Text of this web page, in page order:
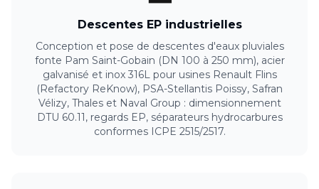
Descentes EP industrielles
Conception et pose de descentes d'eaux pluviales
fonte Pam Saint-Gobain (DN 100 à 250 mm), acier
galvanisé et inox 316L pour usines Renault Flins
(Refactory ReKnow), PSA-Stellantis Poissy, Safran
Vélizy, Thales et Naval Group : dimensionnement
DTU 60.11, regards EP, séparateurs hydrocarbures
conformes ICPE 2515/2517.